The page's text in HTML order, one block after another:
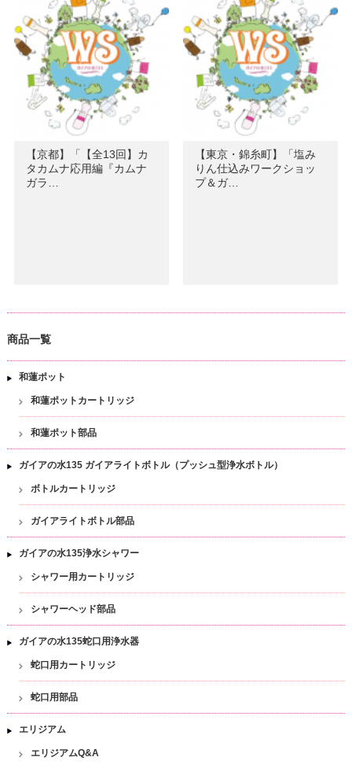
【京都】「【全13回】カ
タカムナ応用編『カムナ
ガラ…
【東京・錦糸町】「塩み
りん仕込みワークショッ
プ＆ガ…
商品一覧
和蓮ポット
和蓮ポットカートリッジ
和蓮ポット部品
ガイアの水135 ガイアライトボトル（プッシュ型浄水ボトル）
ボトルカートリッジ
ガイアライトボトル部品
ガイアの水135浄水シャワー
シャワー用カートリッジ
シャワーヘッド部品
ガイアの水135蛇口用浄水器
蛇口用カートリッジ
蛇口用部品
エリジアム
エリジアムQ&A